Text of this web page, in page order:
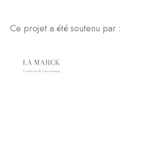
Ce projet a été soutenu par :